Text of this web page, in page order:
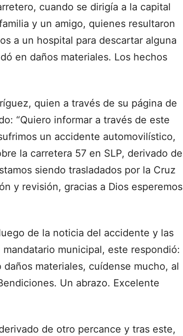
cuando se dirigía a la capital
y un amigo, quienes resultaron
a un hospital para descartar alguna
en daños materiales. Los hechos
quien a través de su página de
“Quiero informar a través de este
un accidente automovilístico,
la carretera 57 en SLP, derivado de
siendo trasladados por la Cruz
y revisión, gracias a Dios esperemos
de la noticia del accidente y las
municipal, este respondió:
daños materiales, cuídense mucho, al
Un abrazo. Excelente
de otro percance y tras este,